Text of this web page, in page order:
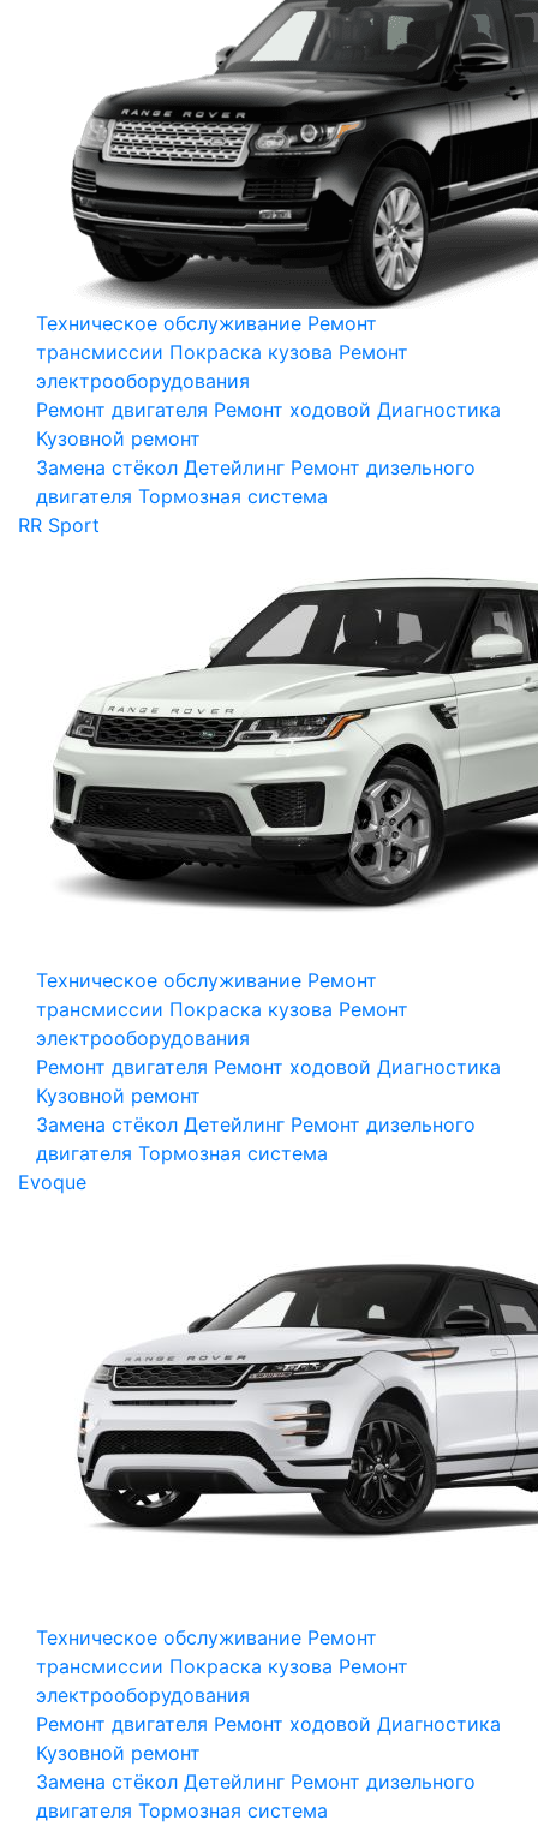
Техническое обслуживание Ремонт
трансмиссии Покраска кузова Ремонт
электрооборудования
Ремонт двигателя Ремонт ходовой Диагностика
Кузовной ремонт
Замена стёкол Детейлинг Ремонт дизельного
двигателя Тормозная система
RR Sport
Техническое обслуживание Ремонт
трансмиссии Покраска кузова Ремонт
электрооборудования
Ремонт двигателя Ремонт ходовой Диагностика
Кузовной ремонт
Замена стёкол Детейлинг Ремонт дизельного
двигателя Тормозная система
Evoque
Техническое обслуживание Ремонт
трансмиссии Покраска кузова Ремонт
электрооборудования
Ремонт двигателя Ремонт ходовой Диагностика
Кузовной ремонт
Замена стёкол Детейлинг Ремонт дизельного
двигателя Тормозная система